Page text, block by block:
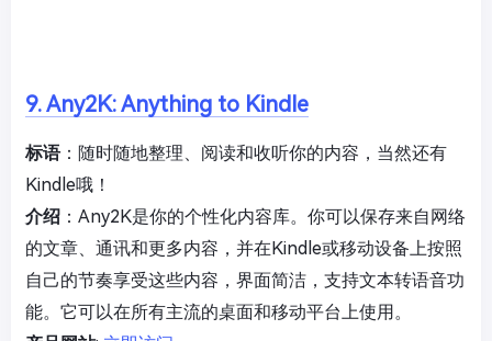
9. Any2K: Anything to Kindle
标语：随时随地整理、阅读和收听你的内容，当然还有
Kindle哦！
介绍 ：Any2K是你的个性化内容库。你可以保存来自网络
的文章、通讯和更多内容，并在Kindle或移动设备上按照
自己的节奏享受这些内容，界面简洁，支持文本转语音功
能。它可以在所有主流的桌面和移动平台上使用。